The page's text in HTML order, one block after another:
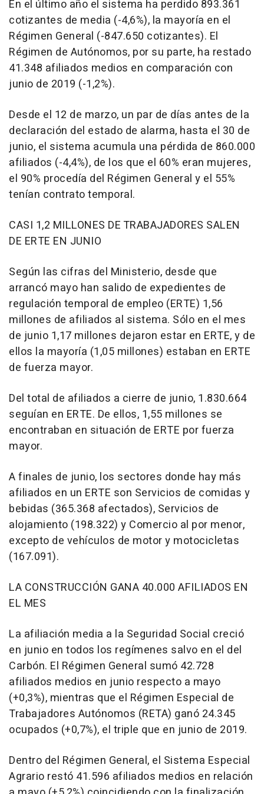
En el último año el sistema ha perdido 893.361
cotizantes de media (-4,6%), la mayoría en el
Régimen General (-847.650 cotizantes). El
Régimen de Autónomos, por su parte, ha restado
41.348 afiliados medios en comparación con
junio de 2019 (-1,2%).
Desde el 12 de marzo, un par de días antes de la
declaración del estado de alarma, hasta el 30 de
junio, el sistema acumula una pérdida de 860.000
afiliados (-4,4%), de los que el 60% eran mujeres,
el 90% procedía del Régimen General y el 55%
tenían contrato temporal.
CASI 1,2 MILLONES DE TRABAJADORES SALEN
DE ERTE EN JUNIO
Según las cifras del Ministerio, desde que
arrancó mayo han salido de expedientes de
regulación temporal de empleo (ERTE) 1,56
millones de afiliados al sistema. Sólo en el mes
de junio 1,17 millones dejaron estar en ERTE, y de
ellos la mayoría (1,05 millones) estaban en ERTE
de fuerza mayor.
Del total de afiliados a cierre de junio, 1.830.664
seguían en ERTE. De ellos, 1,55 millones se
encontraban en situación de ERTE por fuerza
mayor.
A finales de junio, los sectores donde hay más
afiliados en un ERTE son Servicios de comidas y
bebidas (365.368 afectados), Servicios de
alojamiento (198.322) y Comercio al por menor,
excepto de vehículos de motor y motocicletas
(167.091).
LA CONSTRUCCIÓN GANA 40.000 AFILIADOS EN
EL MES
La afiliación media a la Seguridad Social creció
en junio en todos los regímenes salvo en el del
Carbón. El Régimen General sumó 42.728
afiliados medios en junio respecto a mayo
(+0,3%), mientras que el Régimen Especial de
Trabajadores Autónomos (RETA) ganó 24.345
ocupados (+0,7%), el triple que en junio de 2019.
Dentro del Régimen General, el Sistema Especial
Agrario restó 41.596 afiliados medios en relación